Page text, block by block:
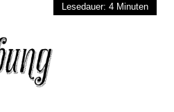
Lesedauer: 4 Minuten